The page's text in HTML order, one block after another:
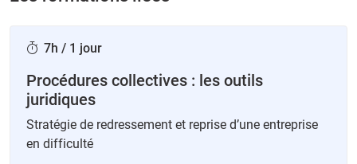
7h / 1 jour
Procédures collectives : les outils
juridiques
Stratégie de redressement et reprise d’une entreprise
en difficulté